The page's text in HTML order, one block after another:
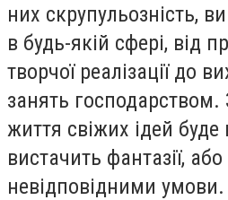
них скрупульозність,
в будь-якій сфері, від
творчої реалізації до
занять господарством.
життя свіжих ідей
вистачить фантазії,
невідповідними умови.